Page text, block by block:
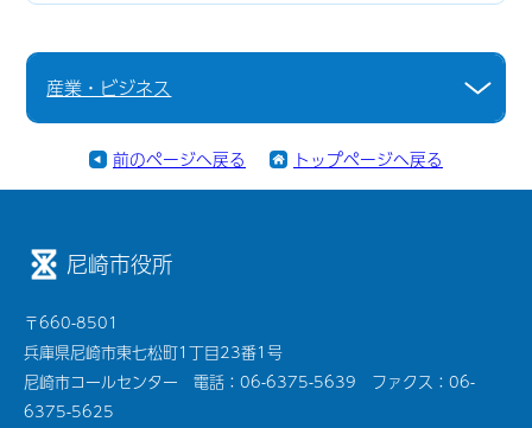
産業・ビジネス
前のページへ戻る トップページへ戻る
尼崎市役所
〒660-8501
兵庫県尼崎市東七松町1丁目23番1号
尼崎市コールセンター 電話：06-6375-5639 ファクス：06-
6375-5625